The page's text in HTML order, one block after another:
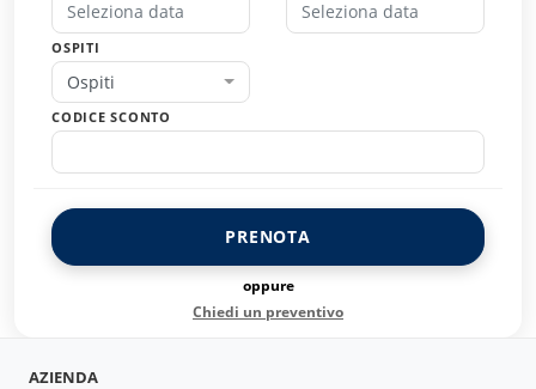
OSPITI
Ospiti
CODICE SCONTO
PRENOTA
oppure
Chiedi un preventivo
AZIENDA